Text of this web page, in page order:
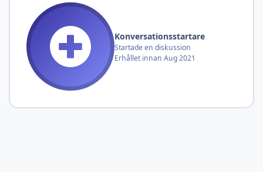
Konversationsstartare
Startade en diskussion
Erhållet innan Aug 2021